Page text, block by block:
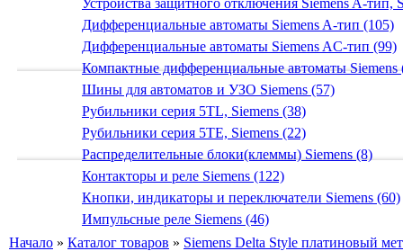
Устройства защитного отключения Siemens A-тип,
Дифференциальные автоматы Siemens A-тип (105)
Дифференциальные автоматы Siemens AС-тип (99)
Компактные дифференциальные автоматы Siemens
Шины для автоматов и УЗО Siemens (57)
Рубильники серия 5TL, Siemens (38)
Рубильники серия 5TE, Siemens (22)
Распределительные блоки(клеммы) Siemens (8)
Контакторы и реле Siemens (122)
Кнопки, индикаторы и переключатели Siemens (60)
Импульсные реле Siemens (46)
Начало » Каталог товаров » Siemens Delta Style платиновый